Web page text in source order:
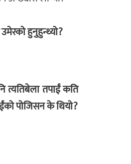
हुनुहुन्थ्यो?
त्यतिबेला तपाईं कति
पोजिसन के थियो?